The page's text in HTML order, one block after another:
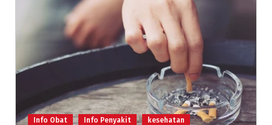
Info Obat Info Penyakit kesehatan